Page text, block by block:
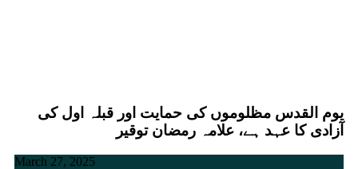
یوم القدس مظلوموں کی حمایت اور قبلہ اول کی
آزادی کا عہد ہے، علامہ رمضان توقیر
March 27, 2025